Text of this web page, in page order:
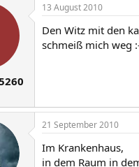
13 August 2010
Den Witz mit den
schmeiß mich weg
21 September 2010
Im Krankenhaus,
in dem Raum in